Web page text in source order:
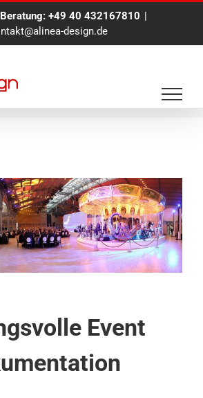
+49 40 432167810 |
design.de
Event